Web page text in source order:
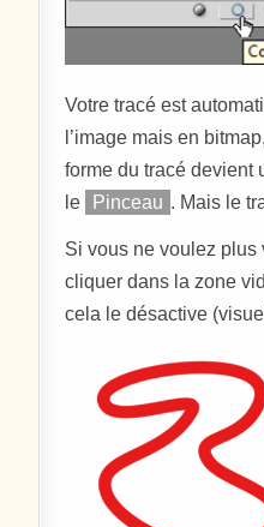
Votre tracé est
l’image mais en
forme du tracé devient
le
Pinceau . Mais le
Si vous ne voulez plus
cliquer dans la zone
cela le désactive